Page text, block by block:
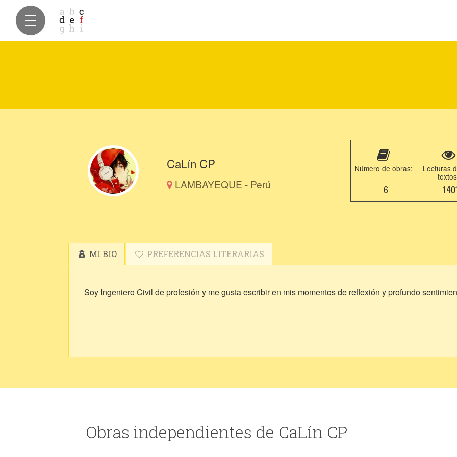
CaLín CP
LAMBAYEQUE - Perú
Número de obras:
6
Lecturas
MI BIO PREFERENCIAS LITERARIAS
Soy Ingeniero Civil de profesión y me gusta escribir en mis momentos de reflexión y profundo
Obras independientes de CaLín CP